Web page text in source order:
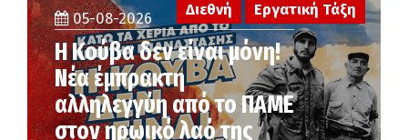
Διεθνή Εργατική Τάξη
05-08-2026
Η Κούβα δεν είναι μόνη!
Νέα έμπρακτη
αλληλεγγύη από το ΠΑΜΕ
στον ηρωικό λαό της